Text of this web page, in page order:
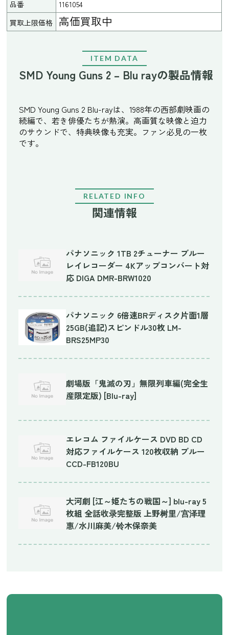
品番
1161054
買取上限価格
高価買取中
ITEM DATA
SMD Young Guns 2 – Blu rayの製品情報
SMD Young Guns 2 Blu-rayは、1988年の西部劇映画の
続編で、若き俳優たちが熱演。高画質な映像と迫力
のサウンドで、特典映像も充実。ファン必見の一枚
です。
RELATED INFO
関連情報
パナソニック 1TB 2チューナー ブルー
レイレコーダー 4Kアップコンバート対
応 DIGA DMR-BRW1020
パナソニック 6倍速BRディスク片面1層
25GB(追記)スピンドル30枚 LM-
BRS25MP30
劇場版「鬼滅の刃」無限列車編(完全生
産限定版) [Blu-ray]
エレコム ファイルケース DVD BD CD
対応ファイルケース 120枚収納 ブルー
CCD-FB120BU
大河劇 [江～姫たちの戦国～] blu-ray 5
枚組 全話收录完整版 上野树里/宫泽理
惠/水川麻美/铃木保奈美